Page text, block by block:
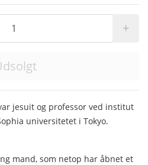
+
jesuit og professor ved institut
universitetet i Tokyo.
mand, som netop har åbnet et